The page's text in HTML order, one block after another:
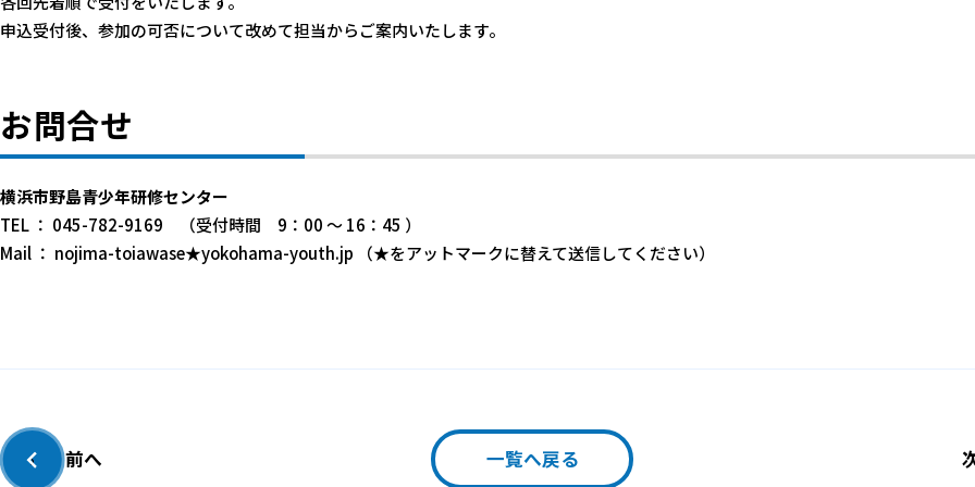
申込受付後、参加の可否について改めて担当からご案内いたします。
お問合せ
横浜市野島青少年研修センター
TEL ： 045-782-9169 （受付時間 9：00 ～ 16：45 ）
Mail ： nojima-toiawase★yokohama-youth.jp （★をアットマークに替えて送信してください）
‹ 前へ 一覧へ戻る